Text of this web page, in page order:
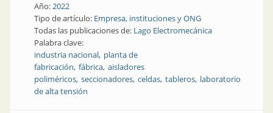
Año:2022
Tipo de artículo: Empresa, instituciones y ONG
Todas las publicaciones de: Lago Electromecánica
Palabra clave:
industria nacional planta de
fabricación fábrica aisladores
poliméricos seccionadores celdas tableros laboratorio
de alta tensión